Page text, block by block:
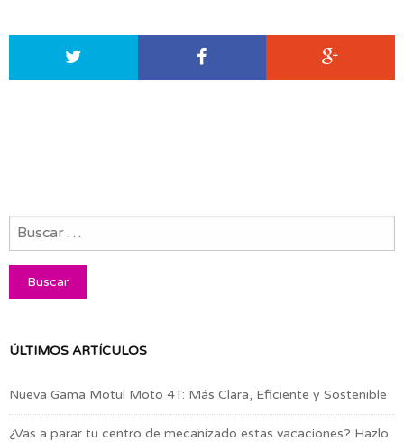
ÚLTIMOS ARTÍCULOS
Nueva Gama Motul Moto 4T: Más Clara, Eficiente y Sostenible
¿Vas a parar tu centro de mecanizado estas vacaciones? Hazlo